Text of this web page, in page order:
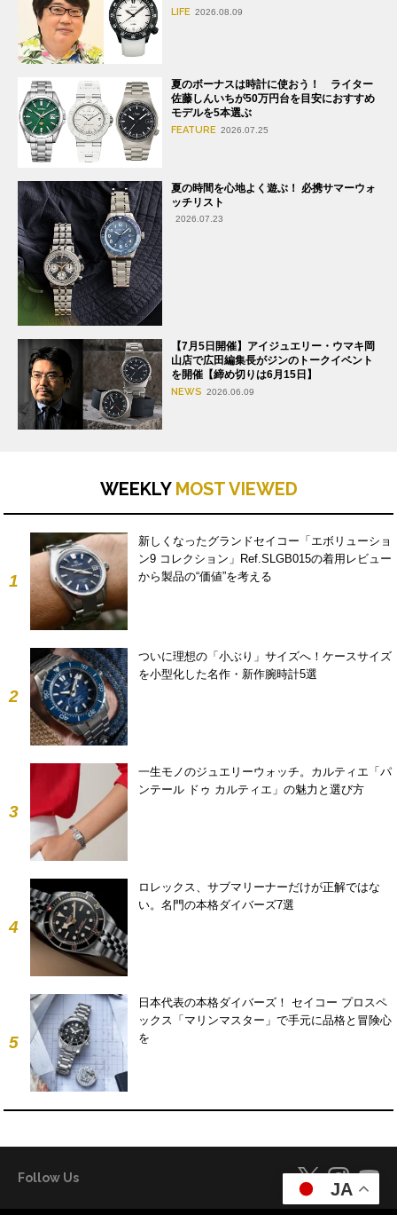
LIFE 2026.08.09
夏のボーナスは時計に使おう！ ライター
佐藤しんいちが50万円台を目安におすすめ
モデルを5本選ぶ
FEATURE 2026.07.25
夏の時間を心地よく遊ぶ！ 必携サマーウォ
ッチリスト
2026.07.23
【7月5日開催】アイジュエリー・ウマキ岡
山店で広田編集長がジンのトークイベント
を開催【締め切りは6月15日】
NEWS 2026.06.09
WEEKLY MOST VIEWED
1
新しくなったグランドセイコー「エボリューショ
ン9 コレクション」Ref.SLGB015の着用レビュー
から製品の“価値”を考える
2
ついに理想の「小ぶり」サイズへ！ケースサイズ
を小型化した名作・新作腕時計5選
3
一生モノのジュエリーウォッチ。カルティエ「パ
ンテール ドゥ カルティエ」の魅力と選び方
4
ロレックス、サブマリーナーだけが正解ではな
い。名門の本格ダイバーズ7選
5
日本代表の本格ダイバーズ！ セイコー プロスペ
ックス「マリンマスター」で手元に品格と冒険心
を
Follow Us
JA